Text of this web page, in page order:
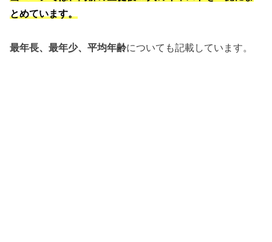
とめています。
最年長、最年少、平均年齢についても記載しています。